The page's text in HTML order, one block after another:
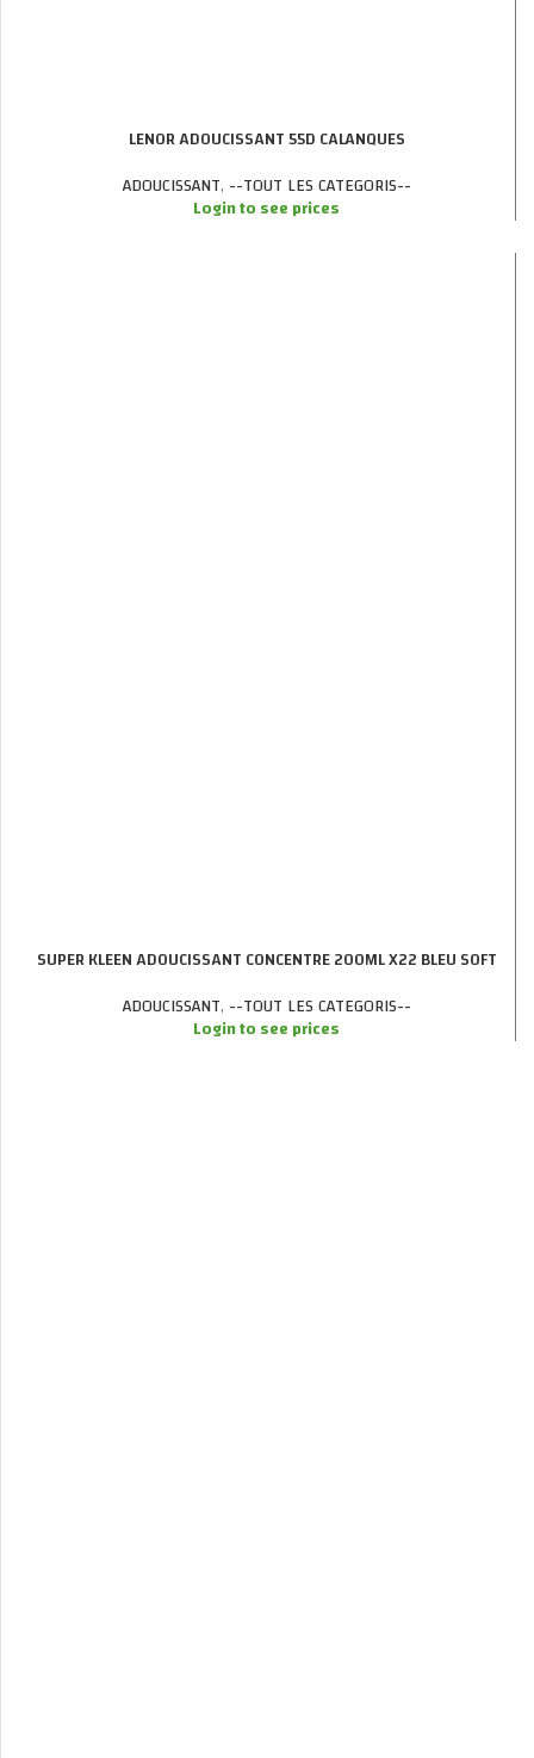
LENOR ADOUCISSANT 55D CALANQUES
ADOUCISSANT, --TOUT LES CATEGORIS--
Login to see prices
SUPER KLEEN ADOUCISSANT CONCENTRE 200ML X22 BLEU SOFT
ADOUCISSANT, --TOUT LES CATEGORIS--
Login to see prices